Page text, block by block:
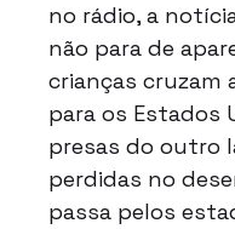
no rádio, a
não para de
crianças cruzam
para os Estados
presas do outro
perdidas no
passa pelos